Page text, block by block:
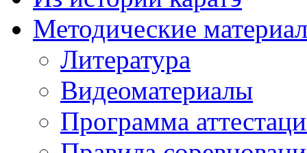
Методические
Литература
Видеоматериалы
Программа